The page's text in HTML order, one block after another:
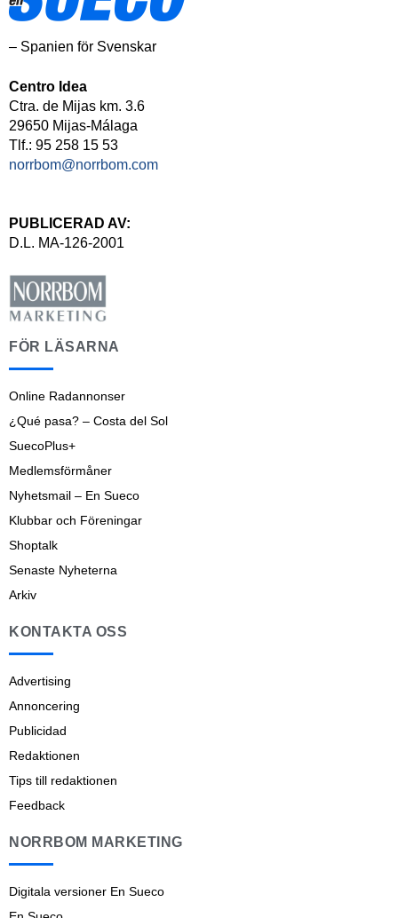
– Spanien för Svenskar
Centro Idea
Ctra. de Mijas km. 3.6
29650 Mijas-Málaga
Tlf.: 95 258 15 53
norrbom@norrbom.com
PUBLICERAD AV:
D.L. MA-126-2001
FÖR LÄSARNA
Online Radannonser
¿Qué pasa? – Costa del Sol
SuecoPlus+
Medlemsförmåner
Nyhetsmail – En Sueco
Klubbar och Föreningar
Shoptalk
Senaste Nyheterna
Arkiv
KONTAKTA OSS
Advertising
Annoncering
Publicidad
Redaktionen
Tips till redaktionen
Feedback
NORRBOM MARKETING
Digitala versioner En Sueco